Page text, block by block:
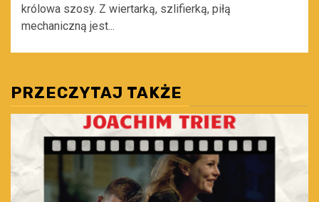
królowa szosy. Z wiertarką, szlifierką, piłą
mechaniczną jest...
PRZECZYTAJ TAKŻE